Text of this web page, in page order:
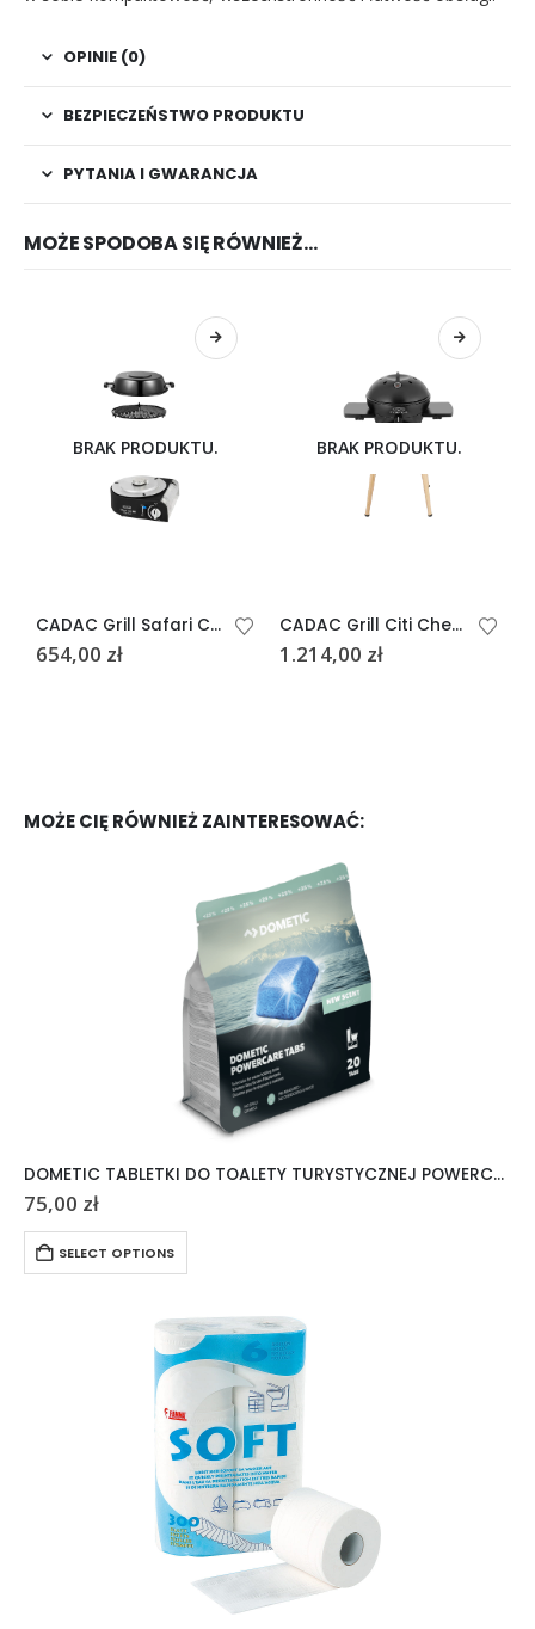
OPINIE (0)
BEZPIECZEŃSTWO PRODUKTU
PYTANIA I GWARANCJA
MOŻE SPODOBA SIĘ RÓWNIEŻ…
BRAK PRODUKTU.
CADAC Grill Safari Chef 30 Compact Lite
654,00 zł
BRAK PRODUKTU.
CADAC Grill Citi Chef 40 FS Black
1.214,00 zł
MOŻE CIĘ RÓWNIEŻ ZAINTERESOWAĆ:
DOMETIC TABLETKI DO TOALETY TURYSTYCZNEJ POWERCARE TABS 20 SZTUK
75,00 zł
SELECT OPTIONS